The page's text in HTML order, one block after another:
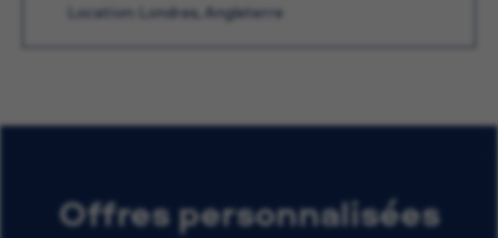
Location: Londres, Angleterre
Offres personnalisées